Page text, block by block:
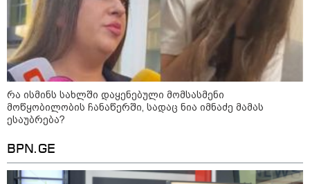
"ვიდეოს ნახვა ჩემთვის იყო
სიკვდილი - ისეთი ხმა აქვს,
თითქოს ეხვეწება, ცუდად არის"
- 12 წლის წინ გაუჩინარებული
ბიჭის დედა გავრცელებულ
ვიდეოზე პირველ კომენტარს
აკეთებს
კატეგორიის ყველა სიახლე
რა ისმინს სახლში დაყენებული მომსასმენი
მოწყობილობის ჩანაწერში, სადაც ნია იმნაძე მამას
ესაუბრება?
BPN.GE